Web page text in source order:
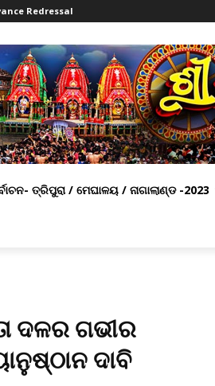
Redressal
ତ୍ରିପୁରା / ମେଘାଳୟ / ନାଗାଲାଣ୍ଡ -2023
ଦଳର ଗଭୀର
ଦାବି